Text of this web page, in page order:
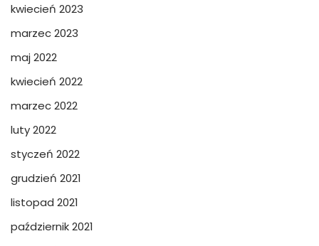
kwiecień 2023
marzec 2023
maj 2022
kwiecień 2022
marzec 2022
luty 2022
styczeń 2022
grudzień 2021
listopad 2021
październik 2021